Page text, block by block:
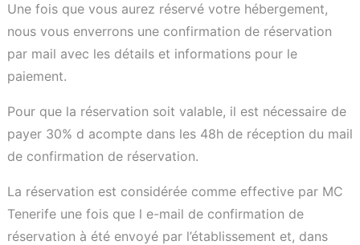
Une fois que vous aurez réservé votre hébergement,
nous vous enverrons une confirmation de réservation
par mail avec les détails et informations pour le
paiement.
Pour que la réservation soit valable, il est nécessaire de
payer 30% d acompte dans les 48h de réception du mail
de confirmation de réservation.
La réservation est considérée comme effective par MC
Tenerife une fois que l e-mail de confirmation de
réservation à été envoyé par l’établissement et, dans